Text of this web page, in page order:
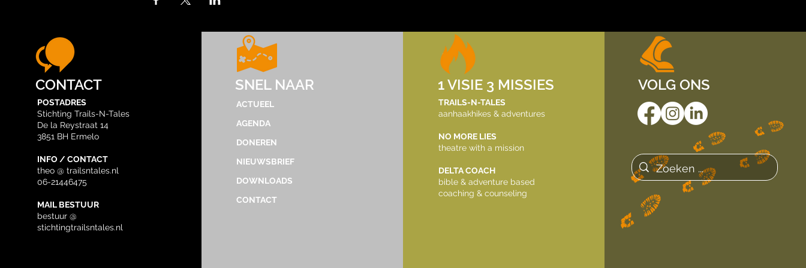
tdekker.dec@gmail.com
©2023 by TrailsNTales. Met trots gemaakt met
CONTACT
POSTADRES
Stichting Trails-N-Tales
De la Reystraat 14
3851 BH Ermelo
INFO / CONTACT
theo @ trailsntales.nl
06-21446475
MAIL BESTUUR
bestuur @
stichtingtrailsntales.nl
SNEL NAAR
ACTUEEL
AGENDA
DONEREN
NIEUWSBRIEF
DOWNLOADS
CONTACT
1 VISIE 3 MISSIES
TRAILS-N-TALES
aanhaakhikes & adventures
NO MORE LIES
theatre with a mission
DELTA COACH
bible & adventure based
coaching & counseling
VOLG ONS